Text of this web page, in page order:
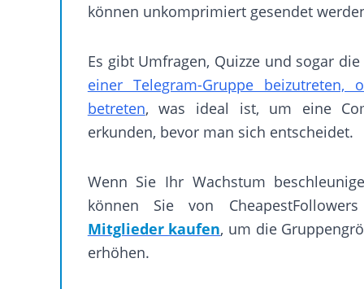
können unkomprimiert gesendet
Es gibt Umfragen, Quizze und sogar
einer Telegram-Gruppe beizutreten,
betreten, was ideal ist, um eine
erkunden, bevor man sich entscheidet.
Wenn Sie Ihr Wachstum
können Sie von
Mitglieder kaufen, um die
erhöhen.